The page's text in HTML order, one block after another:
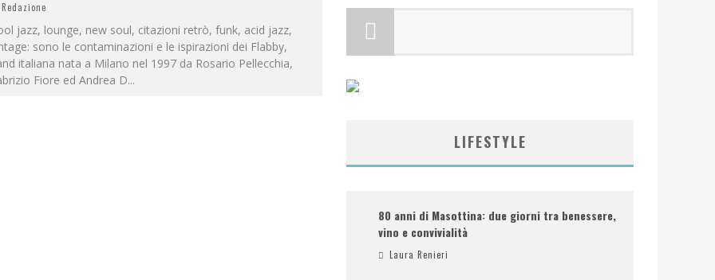
Redazione
jazz, lounge, new soul, citazioni retrò, funk, acid jazz,
sono le contaminazioni e le ispirazioni dei Flabby,
italiana nata a Milano nel 1997 da Rosario Pellecchia,
Fiore ed Andrea D...
LIFESTYLE
80 anni di Masottina: due giorni tra benessere,
vino e convivialità
Laura Renieri